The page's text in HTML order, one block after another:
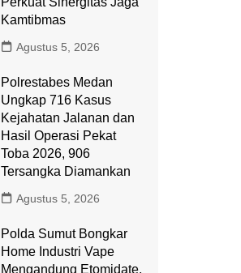
Kamtibmas
Agustus 5, 2026
Polrestabes Medan
Ungkap 716 Kasus
Kejahatan Jalanan dan
Hasil Operasi Pekat
Toba 2026, 906
Tersangka Diamankan
Agustus 5, 2026
Polda Sumut Bongkar
Home Industri Vape
Mengandung Etomidate,